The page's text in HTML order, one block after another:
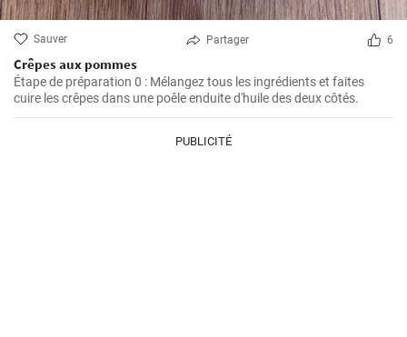
Sauver Partager 6
Crêpes aux pommes
Étape de préparation 0 : Mélangez tous les ingrédients et faites
cuire les crêpes dans une poêle enduite d'huile des deux côtés.
PUBLICITÉ